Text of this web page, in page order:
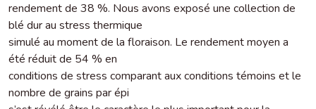
rendement de 38 %. Nous avons exposé une collection de
blé dur au stress thermique
simulé au moment de la floraison. Le rendement moyen a
été réduit de 54 % en
conditions de stress comparant aux conditions témoins et le
nombre de grains par épi